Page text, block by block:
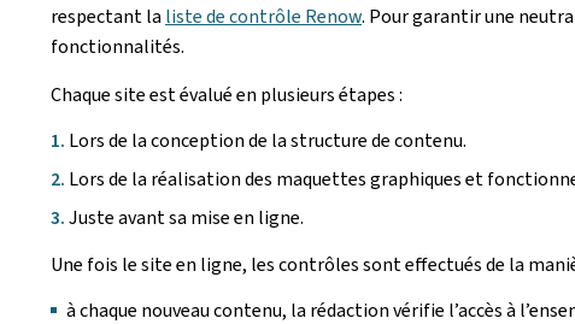
respectant la liste de contrôle Renow. Pour garantir une
fonctionnalités.
Chaque site est évalué en plusieurs étapes :
Lors de la conception de la structure de contenu.
Lors de la réalisation des maquettes graphiques et
Juste avant sa mise en ligne.
Une fois le site en ligne, les contrôles sont effectués de la
à chaque nouveau contenu, la rédaction vérifie l’accès à